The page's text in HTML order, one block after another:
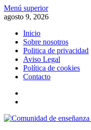
Saltar
al
Menú superior
agosto 9, 2026
Inicio
Sobre nosotros
Politica de privacidad
Aviso Legal
Política de cookies
Contacto